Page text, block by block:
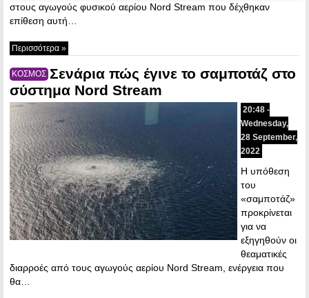
στους αγωγούς φυσικού αερίου Nord Stream που δέχθηκαν
επίθεση αυτή…
Περισσότερα »
ΚΟΣΜΟΣ Σενάρια πώς έγινε το σαμποτάζ στο
σύστημα Nord Stream
20:48 -
Wednesday,
28 September,
2022
Η υπόθεση
του
«σαμποτάζ»
προκρίνεται
για να
εξηγηθούν οι
θεαματικές
διαρροές από τους αγωγούς αερίου Nord Stream, ενέργεια που
θα…